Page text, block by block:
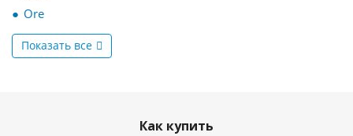
Ore
Показать все
Как купить